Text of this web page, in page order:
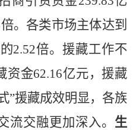
倍。各类市场主体达到
2.52倍。援藏工作不
资金62.16亿元，援藏
”援藏成效明显，各族
流交融更加深入。 生